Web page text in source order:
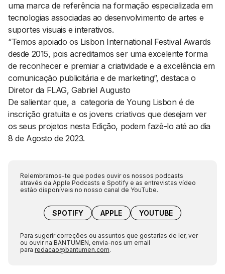
uma marca de referência na formação especializada em
tecnologias associadas ao desenvolvimento de artes e
suportes visuais e interativos.
“Temos apoiado os Lisbon International Festival Awards
desde 2015, pois acreditamos ser uma excelente forma
de reconhecer e premiar a criatividade e a excelência em
comunicação publicitária e de marketing”, destaca o
Diretor da FLAG, Gabriel Augusto
De salientar que, a categoria de Young Lisbon é de
inscrição gratuita e os jovens criativos que desejam ver
os seus projetos nesta Edição, podem fazê-lo até ao dia
8 de Agosto de 2023.
Relembramos-te que podes ouvir os nossos podcasts
através da Apple Podcasts e Spotify e as entrevistas vídeo
estão disponíveis no nosso canal de YouTube.
SPOTIFY APPLE YOUTUBE
Para sugerir correções ou assuntos que gostarias de ler, ver
ou ouvir na BANTUMEN, envia-nos um email
para redacao@bantumen.com.